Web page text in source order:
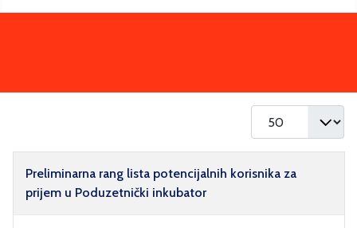
Naziv
Preliminarna rang lista potencijalnih korisnika za
prijem u Poduzetnički inkubator